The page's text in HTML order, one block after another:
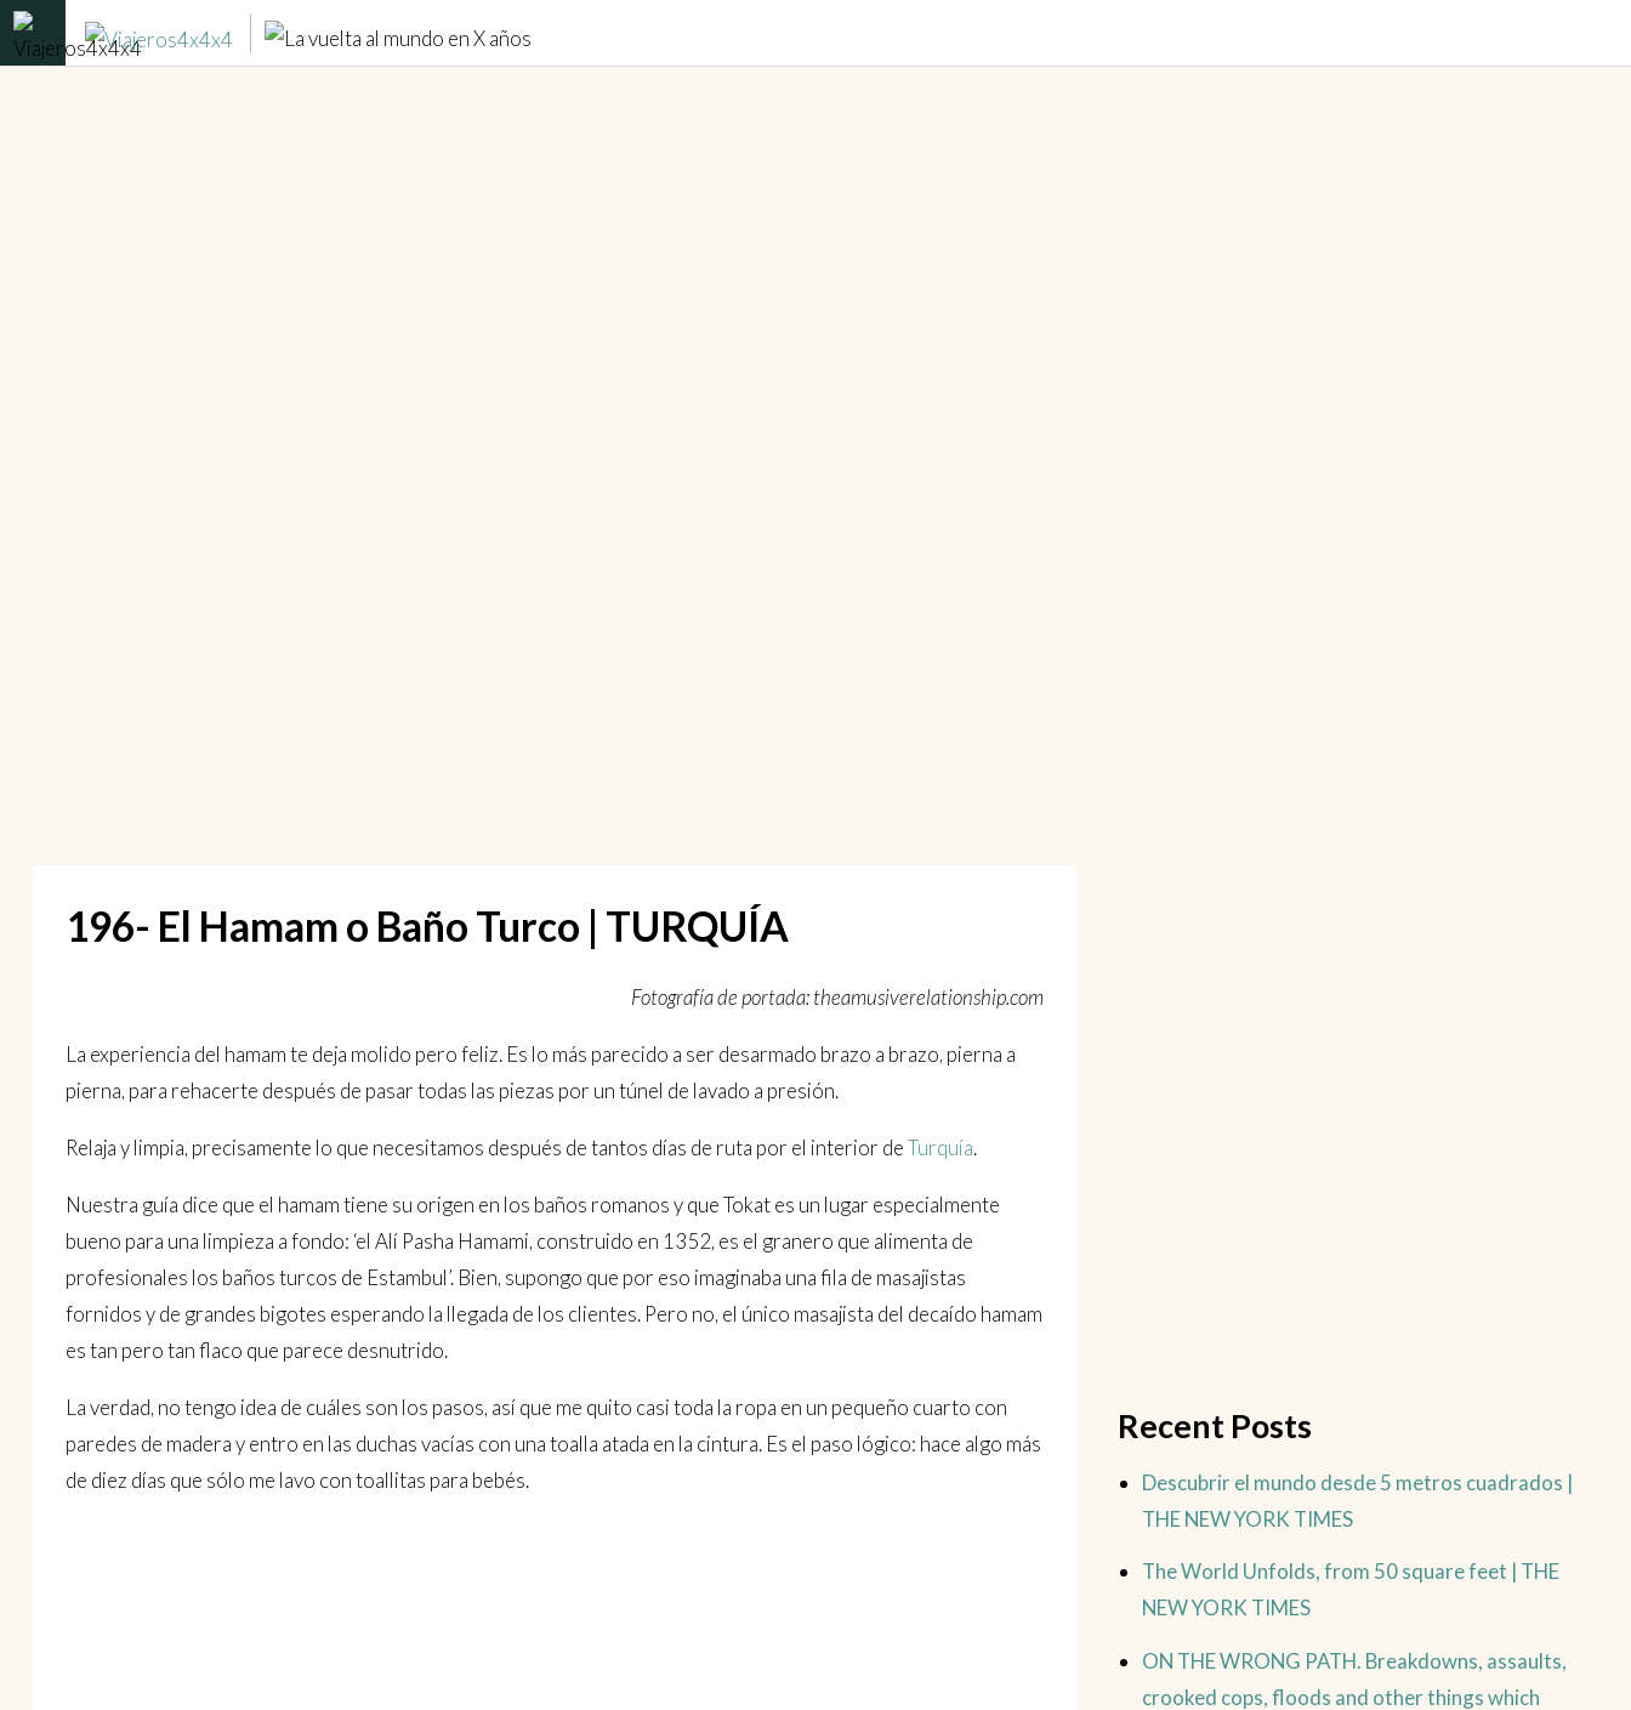
196- El Hamam o Baño Turco | TURQUÍA
Fotografía de portada: theamusiverelationship.com
La experiencia del hamam te deja molido pero feliz. Es lo más parecido a ser desarmado brazo a brazo, pierna a
pierna, para re­hacerte después de pasar todas las piezas por un túnel de lavado a presión.
Relaja y limpia, precisamente lo que necesitamos después de tantos días de ruta por el interior deTurquía.
Nuestra guía dice que el hamam tiene su origen en los baños romanos y que Tokat es un lugar especialmente
bueno para una limpieza a fondo: ‘el Alí Pasha Hamami, construido en 1352, es el granero que alimenta de
profesionales los baños turcos de Estam­bul’. Bien, supongo que por eso imaginaba una fila de masajistas
fornidos y de grandes bigotes esperando la llegada de los clientes. Pero no, el único masajista del decaído hamam
es tan pero tan flaco que parece desnutrido.
La verdad, no tengo idea de cuáles son los pasos, así que me quito casi toda la ropa en un pequeño cuarto con
paredes de madera y entro en las duchas vacías con una toalla atada en la cintura. Es el paso lógico: hace algo más
de diez días que sólo me lavo con toallitas para bebés.
Recent Posts
Descubrir el mundo desde 5 metros cuadrados |
THE NEW YORK TIMES
The World Unfolds, from 50 square feet | THE
NEW YORK TIMES
ON THE WRONG PATH. Breakdowns, assaults,
crooked cops, floods and other things which